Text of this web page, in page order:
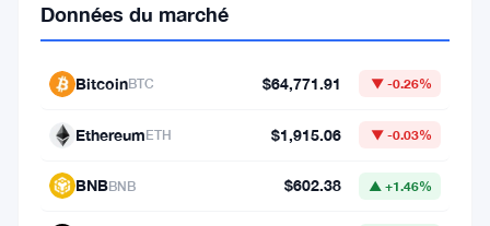
que
investisseurs
passionnés
spéculent
Données du marché
BitcoinBTC $64,771.91 ▼ -0.26%
EthereumETH $1,915.06 ▼ -0.03%
BNBBNB $602.38 ▲ +1.46%